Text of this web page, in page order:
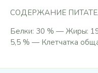
СОДЕРЖАНИЕ
Белки: 30 % — Жиры:
5,5 % — Клетчатка